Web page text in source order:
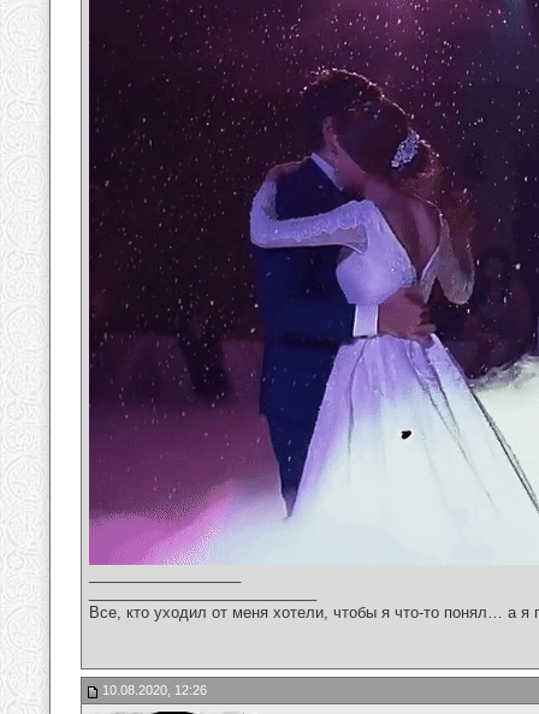
Все, кто уходил от меня хотели, чтобы я что-то понял… а
10.08.2020, 12:26